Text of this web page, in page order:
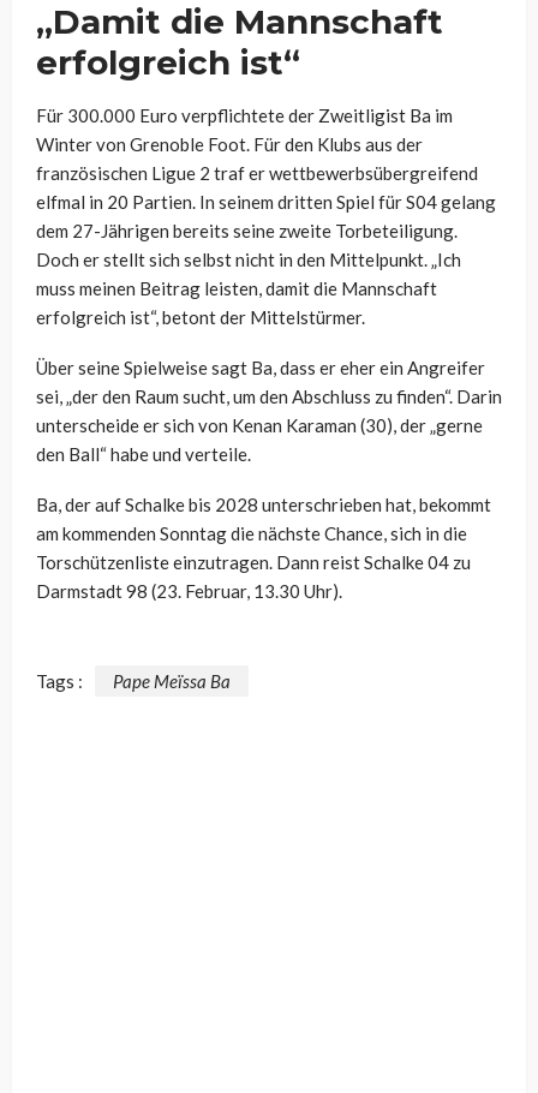
„Damit die Mannschaft
erfolgreich ist“
Für 300.000 Euro verpflichtete der Zweitligist Ba im
Winter von Grenoble Foot. Für den Klubs aus der
französischen Ligue 2 traf er wettbewerbsübergreifend
elfmal in 20 Partien. In seinem dritten Spiel für S04 gelang
dem 27-Jährigen bereits seine zweite Torbeteiligung.
Doch er stellt sich selbst nicht in den Mittelpunkt. „Ich
muss meinen Beitrag leisten, damit die Mannschaft
erfolgreich ist“, betont der Mittelstürmer.
Über seine Spielweise sagt Ba, dass er eher ein Angreifer
sei, „der den Raum sucht, um den Abschluss zu finden“. Darin
unterscheide er sich von Kenan Karaman (30), der „gerne
den Ball“ habe und verteile.
Ba, der auf Schalke bis 2028 unterschrieben hat, bekommt
am kommenden Sonntag die nächste Chance, sich in die
Torschützenliste einzutragen. Dann reist Schalke 04 zu
Darmstadt 98 (23. Februar, 13.30 Uhr).
Tags : Pape Meïssa Ba